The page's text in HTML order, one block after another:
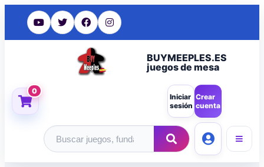
BUYMEEPLES.ES
juegos de mesa
0
Iniciar
sesión
Crear
cuenta
Buscar productos